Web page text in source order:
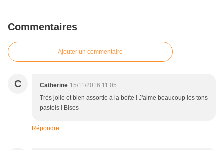
Commentaires
Ajouter un commentaire
C Catherine 15/11/2016 11:05
Très jolie et bien assortie à la boîte ! J'aime beaucoup les tons
pastels ! Bises
Répondre